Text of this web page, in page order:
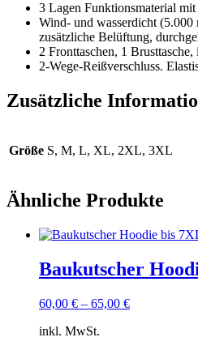
3 Lagen Funktionsmaterial
Wind- und wasserdicht (5.000
zusätzliche Belüftung,
2 Fronttaschen, 1
2-Wege-Reißverschluss.
Zusätzliche
Größe S, M, L, XL, 2XL, 3XL
Ähnliche Produkte
Baukutscher
60,00 € – 65,00 €
inkl. MwSt.